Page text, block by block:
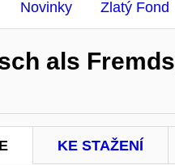
Novinky Zlatý Fond
als
KE STAŽENÍ